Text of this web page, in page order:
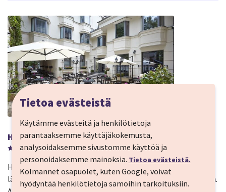
HOTELLI
Hotel Logos Kraków Centrum
Hotelli Logos tunnetaan erinomaisesta sijainnistaan,
lämminhenkisestä miljööstään ja herkullisesta keittiöstään.
Tietoa evästeistä
Käytämme evästeitä ja henkilötietoja
parantaaksemme käyttäjäkokemusta,
analysoidaksemme sivustomme käyttöä ja
personoidaksemme mainoksia. Tietoa evästeistä.
Kolmannet osapuolet, kuten Google, voivat
hyödyntää henkilötietoja samoihin tarkoituksiin.